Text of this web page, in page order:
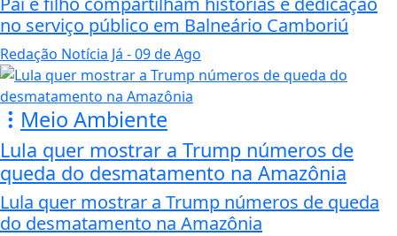
no serviço público em Balneário Camboriú
Redação Notícia Já - 09 de Ago
Meio Ambiente
Lula quer mostrar a Trump números de
queda do desmatamento na Amazônia
Lula quer mostrar a Trump números de queda
do desmatamento na Amazônia